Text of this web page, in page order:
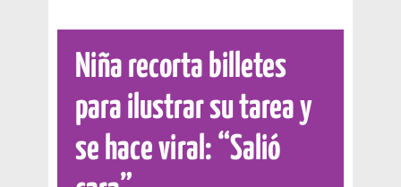
Niña recorta billetes
para ilustrar su tarea y
se hace viral: “Salió